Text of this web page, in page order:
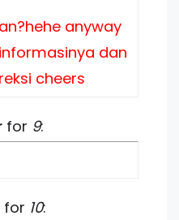
anyway
dan
cheers
for 9:
for 10: